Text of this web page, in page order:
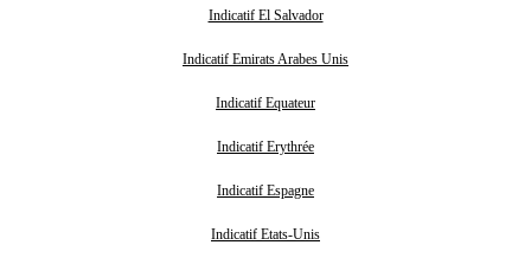
Indicatif El Salvador
Indicatif Emirats Arabes Unis
Indicatif Equateur
Indicatif Erythrée
Indicatif Espagne
Indicatif Etats-Unis